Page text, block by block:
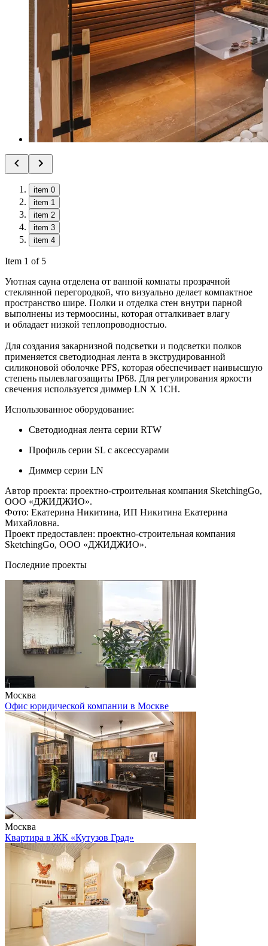
item 0
item 1
item 2
item 3
item 4
Item 1 of 5
Уютная сауна отделена от ванной комнаты прозрачной
стеклянной перегородкой, что визуально делает компактное
пространство шире. Полки и отделка стен внутри парной
выполнены из термоосины, которая отталкивает влагу
и обладает низкой теплопроводностью.
Для создания закарнизной подсветки и подсветки полков
применяется светодиодная лента в экструдированной
силиконовой оболочке PFS, которая обеспечивает наивысшую
степень пылевлагозащиты IP68. Для регулирования яркости
свечения используется диммер LN X 1CH.
Использованное оборудование:
Светодиодная лента серии RTW
Профиль серии SL с аксессуарами
Диммер серии LN
Автор проекта: проектно-строительная компания SketchingGo,
ООО «ДЖИДЖИО».
Фото: Екатерина Никитина, ИП Никитина Екатерина
Михайловна.
Проект предоставлен: проектно-строительная компания
SketchingGo, ООО «ДЖИДЖИО».
Последние проекты
Москва
Офис юридической компании в Москве
Москва
Квартира в ЖК «Кутузов Град»